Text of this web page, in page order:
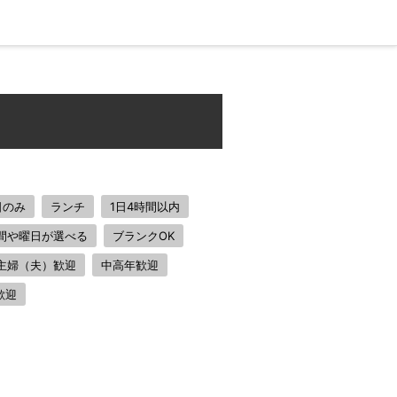
のみ ランチ 1日4時間以内
や曜日が選べる ブランクOK
婦（夫）歓迎 中高年歓迎
迎